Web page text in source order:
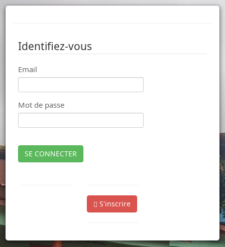
Identifiez-vous
Email
Mot de passe
SE CONNECTER
S'inscrire